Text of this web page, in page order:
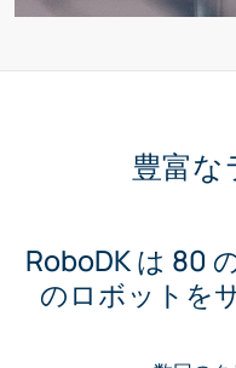
豊富な
RoboDK は 80
のロボットを